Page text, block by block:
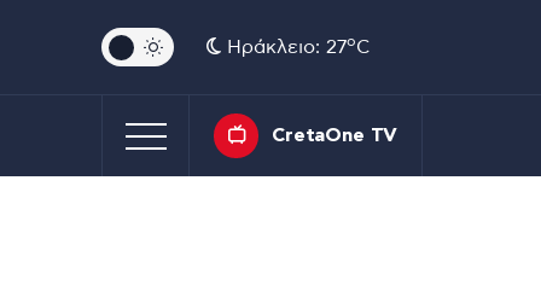
Ηράκλειο: 27oC
CretaOne TV